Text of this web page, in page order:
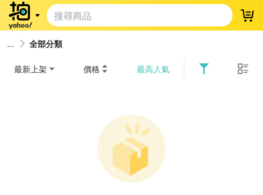
登
全部分類
最新上架 價格 最高人氣